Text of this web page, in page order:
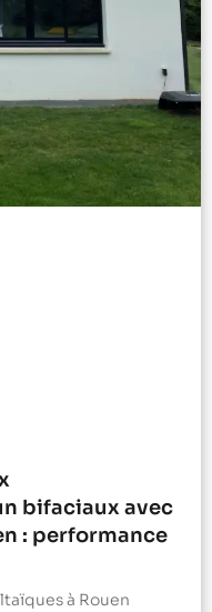
bifaciaux avec
: performance
à Rouen